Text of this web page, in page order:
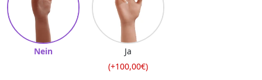
Nein
Ja
(+100,00€)